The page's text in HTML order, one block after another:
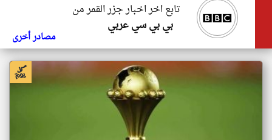
تابع اخر اخبار جزر القمر من
بي بي سي عربي
مصادر أخرى